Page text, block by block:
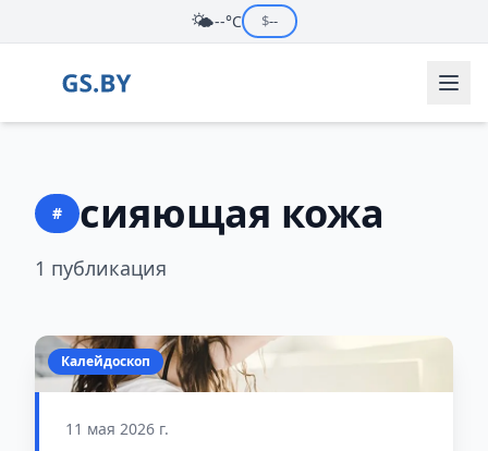
🌤️--°C $--
# сияющая кожа
1 публикация
Калейдоскоп
11 мая 2026 г.